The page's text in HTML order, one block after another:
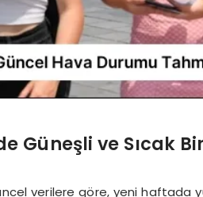
Güneşli ve Sıcak
verilere göre, yeni haftada